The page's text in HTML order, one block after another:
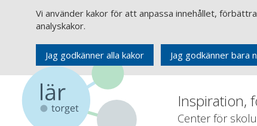
Vi använder kakor för att anpassa innehållet,
analyskakor.
Jag godkänner alla kakor Jag godkänner bara
Inspiration,
Center för